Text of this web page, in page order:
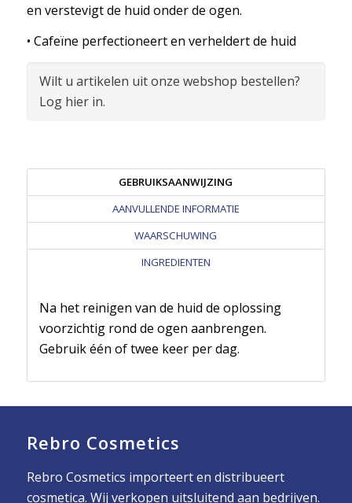
en verstevigt de huid onder de ogen.
• Cafeïne perfectioneert en verheldert de huid
Wilt u artikelen uit onze webshop bestellen?
Log hier in.
GEBRUIKSAANWIJZING
AANVULLENDE INFORMATIE
WAARSCHUWING
INGREDIENTEN
Na het reinigen van de huid de oplossing
voorzichtig rond de ogen aanbrengen.
Gebruik één of twee keer per dag.
Rebro Cosmetics
Rebro Cosmetics importeert en distribueert
cosmetica. Wij verkopen uitsluitend aan bedrijven.